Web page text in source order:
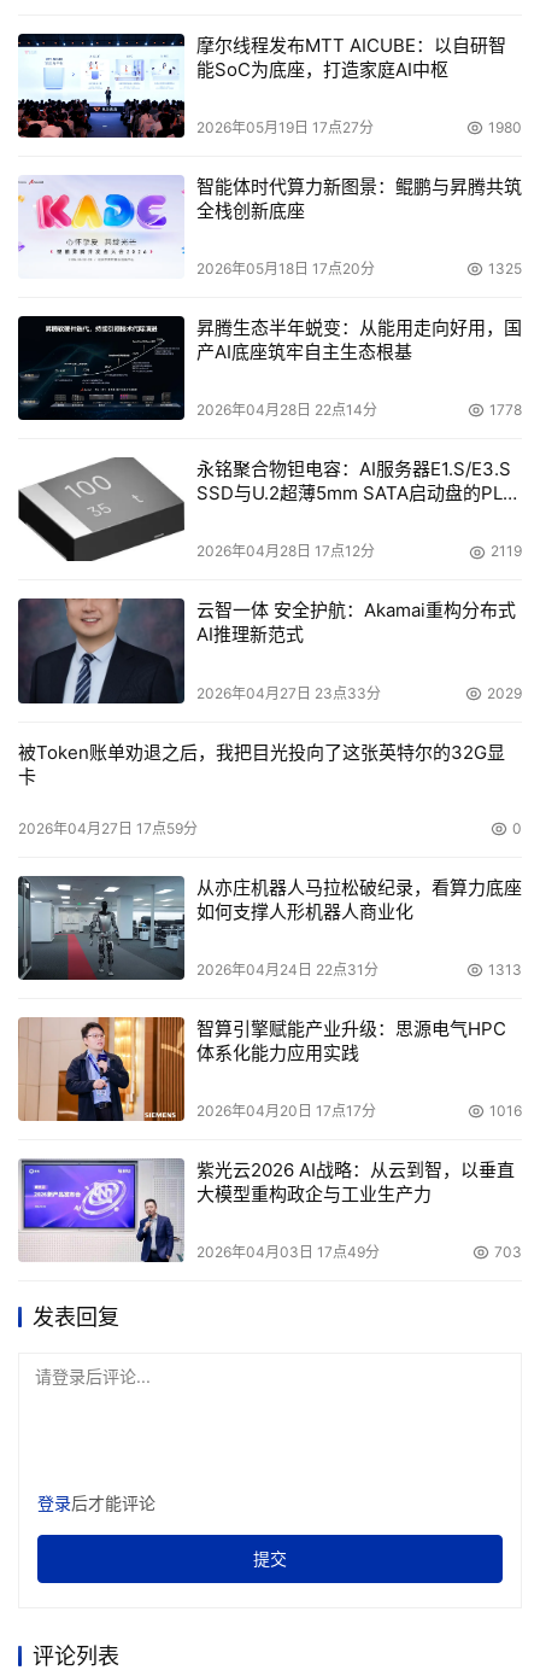
摩尔线程发布MTT AICUBE：以自研智
能SoC为底座，打造家庭AI中枢
2026年05月19日 17点27分 1980
智能体时代算力新图景：鲲鹏与昇腾共筑
全栈创新底座
2026年05月18日 17点20分 1325
昇腾生态半年蜕变：从能用走向好用，国
产AI底座筑牢自主生态根基
2026年04月28日 22点14分 1778
永铭聚合物钽电容：AI服务器E1.S/E3.S
SSD与U.2超薄5mm SATA启动盘的PLP
2026年04月28日 17点12分 2119
云智一体 安全护航：Akamai重构分布式
AI推理新范式
2026年04月27日 23点33分 2029
被Token账单劝退之后，我把目光投向了这张英特尔的32G显
卡
2026年04月27日 17点59分 0
从亦庄机器人马拉松破纪录，看算力底座
如何支撑人形机器人商业化
2026年04月24日 22点31分 1313
智算引擎赋能产业升级：思源电气HPC
体系化能力应用实践
2026年04月20日 17点17分 1016
紫光云2026 AI战略：从云到智，以垂直
大模型重构政企与工业生产力
2026年04月03日 17点49分 703
发表回复
请登录后评论...
登录后才能评论
提交
评论列表